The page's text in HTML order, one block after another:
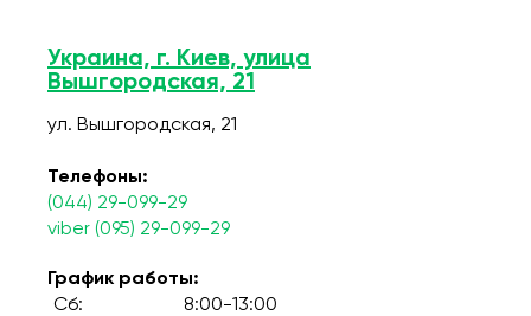
Украина, г. Киев, улица
Вышгородская, 21
ул. Вышгородская, 21
Телефоны:
(044) 29-099-29
viber (095) 29-099-29
График работы:
Сб:
8:00-13:00